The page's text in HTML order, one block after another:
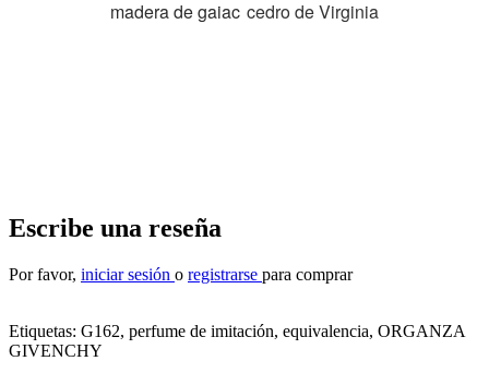
madera de gaiac cedro de Virginia
Escribe una reseña
Por favor, iniciar sesión o registrarse para comprar
Etiquetas: G162, perfume de imitación, equivalencia, ORGANZA
GIVENCHY